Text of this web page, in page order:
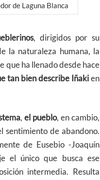
de Laguna Blanca
, dirigidos por su
la naturaleza humana, la
que ha llenado desde hace
tan bien describe Iñakien
, el pueblo, en cambio,
sentimiento de abandono.
de Eusebio -Joaquín
el único que busca ese
intermedia. Resulta